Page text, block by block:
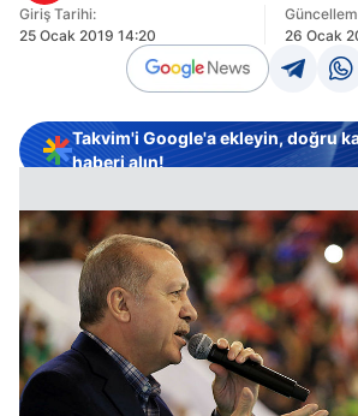
Giriş Tarihi:
25 Ocak 2019 14:20
26 Ocak
Takvim'i Google'a ekleyin, doğru
haberi alın!